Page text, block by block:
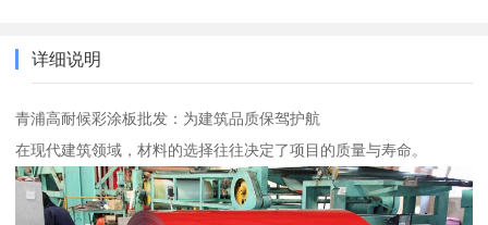
详细说明
青浦高耐候彩涂板批发：为建筑品质保驾护航
在现代建筑领域，材料的选择往往决定了项目的质量与寿命。